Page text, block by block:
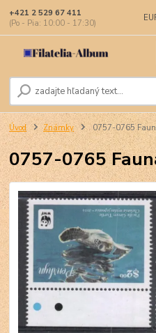
+421 2 529 67 411
(Po - Pia: 10:00 - 17:30)
Úvod Známky 0757-0765
0757-0765